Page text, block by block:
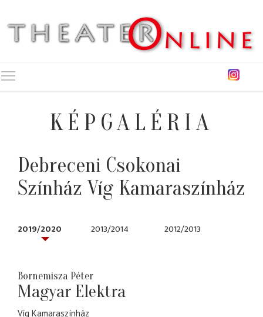
KÉPGALÉRIA
Debreceni Csokonai
Színház Víg Kamaraszínház
2019/2020 2013/2014 2012/2013
Bornemisza Péter
Magyar Elektra
Víg Kamaraszínház